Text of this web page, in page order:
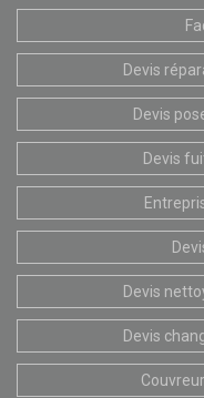
Devis
Devis
Devis
Devis
Devis